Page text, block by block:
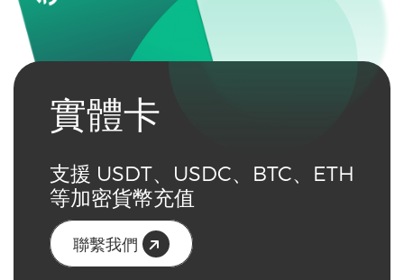
實體卡
支援 USDT、USDC、BTC、ETH
等加密貨幣充值
聯繫我們